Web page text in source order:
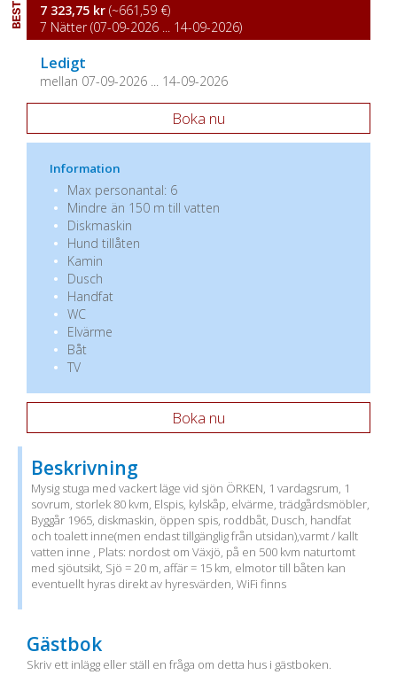
BEST 7 323,75 kr (~661,59 €)
7 Nätter (07-09-2026 ... 14-09-2026)
Ledigt
mellan 07-09-2026 ... 14-09-2026
Boka nu
Information
Max personantal: 6
Mindre än 150 m till vatten
Diskmaskin
Hund tillåten
Kamin
Dusch
Handfat
WC
Elvärme
Båt
TV
Boka nu
Beskrivning
Mysig stuga med vackert läge vid sjön ÖRKEN, 1 vardagsrum, 1
sovrum, storlek 80 kvm, Elspis, kylskåp, elvärme, trädgårdsmöbler,
Byggår 1965, diskmaskin, öppen spis, roddbåt, Dusch, handfat
och toalett inne(men endast tillgänglig från utsidan),varmt / kallt
vatten inne , Plats: nordost om Växjö, på en 500 kvm naturtomt
med sjöutsikt, Sjö = 20 m, affär = 15 km, elmotor till båten kan
eventuellt hyras direkt av hyresvärden, WiFi finns
Gästbok
Skriv ett inlägg eller ställ en fråga om detta hus i gästboken.